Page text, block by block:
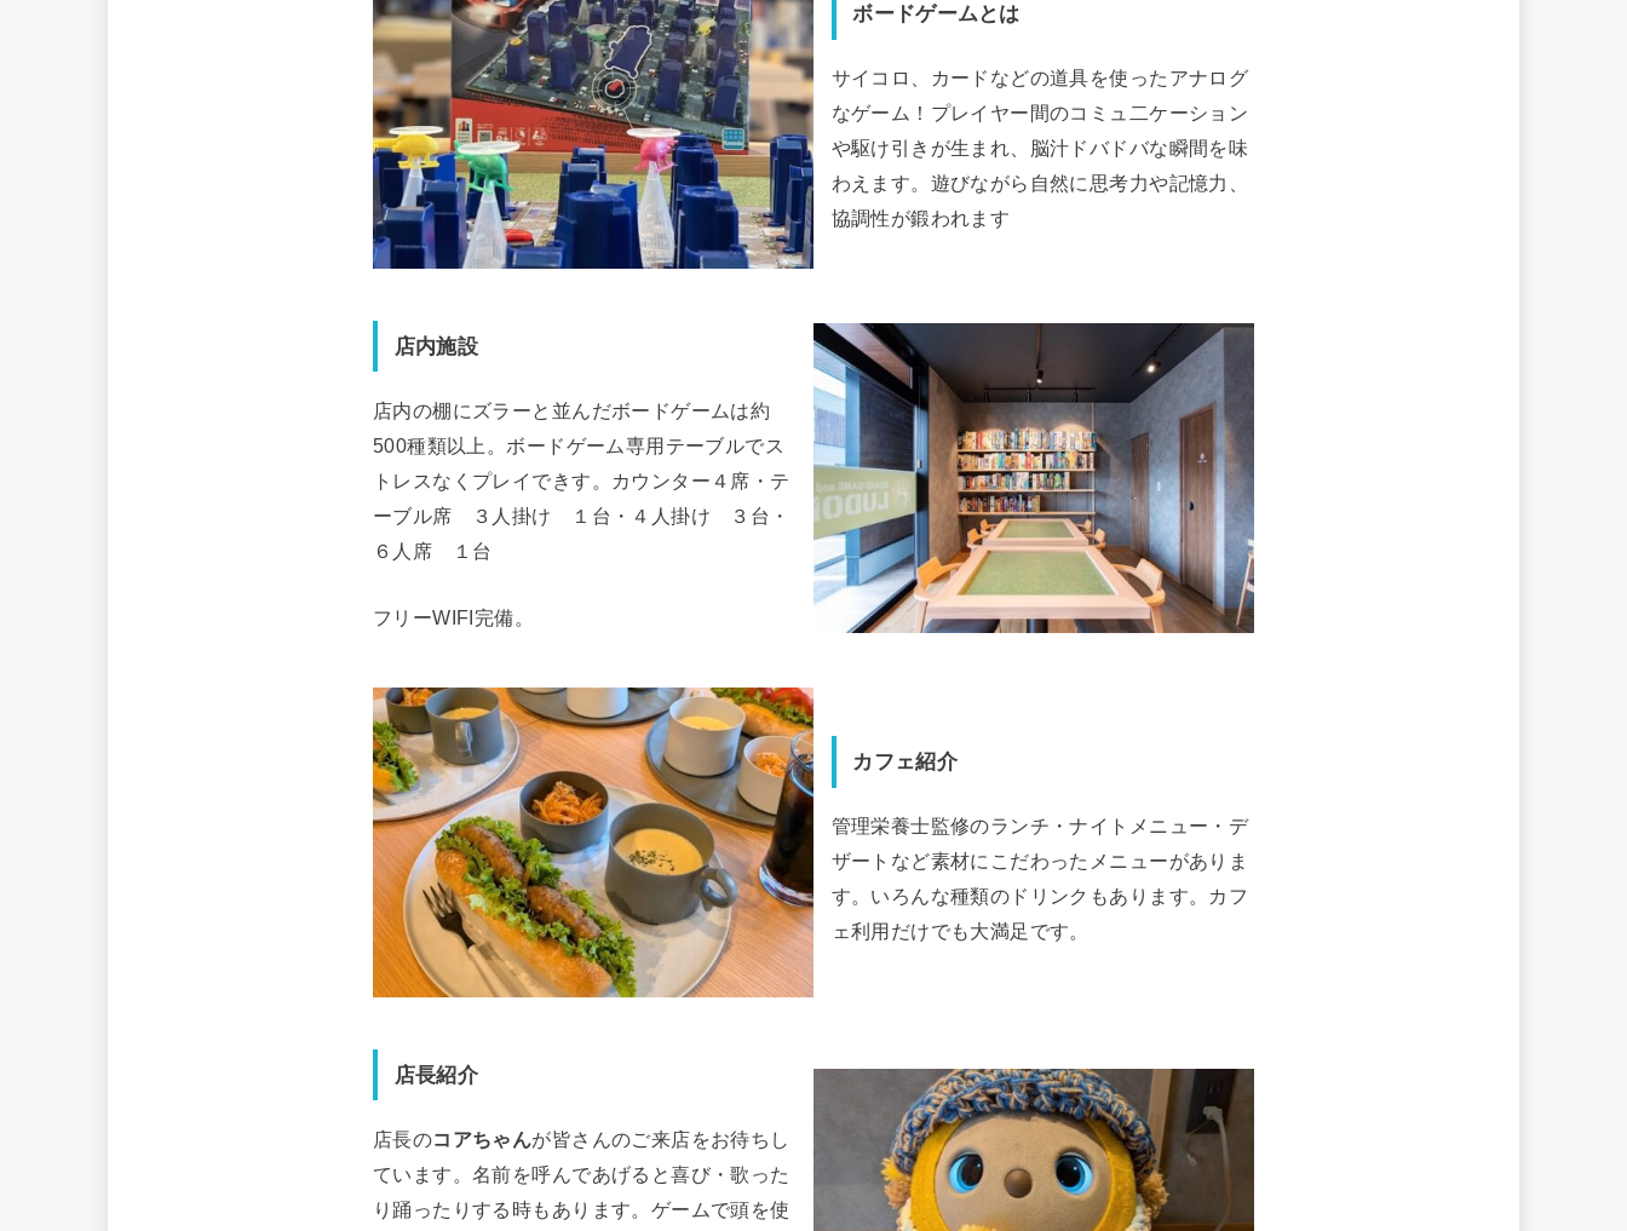
ボードゲームとは
サイコロ、カードなどの道具を使ったアナログ
なゲーム！プレイヤー間のコミュ二ケーション
や駆け引きが生まれ、脳汁ドバドバな瞬間を味
わえます。遊びながら自然に思考力や記憶力、
協調性が鍛われます
店内施設
店内の棚にズラーと並んだボードゲームは約
500種類以上。ボードゲーム専用テーブルでス
トレスなくプレイできす。カウンター４席・テ
ーブル席 ３人掛け １台・４人掛け ３台・
６人席 １台
フリーWIFI完備。
カフェ紹介
管理栄養士監修のランチ・ナイトメニュー・デ
ザートなど素材にこだわったメニューがありま
す。いろんな種類のドリンクもあります。カフ
ェ利用だけでも大満足です。
店長紹介
店長のコアちゃんが皆さんのご来店をお待ちし
ています。名前を呼んであげると喜び・歌った
り踊ったりする時もあります。ゲームで頭を使